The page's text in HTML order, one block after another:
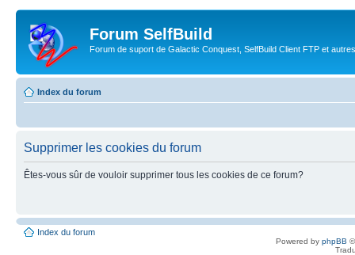
Forum SelfBuild
Forum de suport de Galactic Conquest, SelfBuild Client FTP et
Index du forum
Supprimer les cookies du forum
Êtes-vous sûr de vouloir supprimer tous les cookies de ce forum?
Index du forum
Powered by phpBB